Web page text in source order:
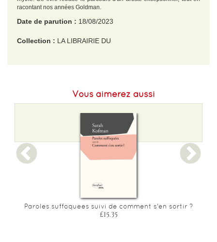
racontant nos années Goldman.
Date de parution : 18/08/2023
Collection : LA LIBRAIRIE DU
Vous aimerez aussi
Paroles suffoquees suivi de comment s'en sortir ?
£15.35